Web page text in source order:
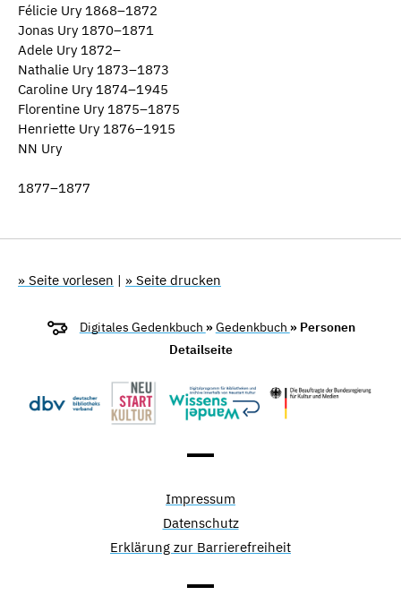
Félicie Ury 1868–1872
Jonas Ury 1870–1871
Adele Ury 1872–
Nathalie Ury 1873–1873
Caroline Ury 1874–1945
Florentine Ury 1875–1875
Henriette Ury 1876–1915
NN Ury
1877–1877
» Seite vorlesen | » Seite drucken
Digitales Gedenkbuch »Gedenkbuch » Personen
Detailseite
Impressum
Datenschutz
Erklärung zur Barrierefreiheit